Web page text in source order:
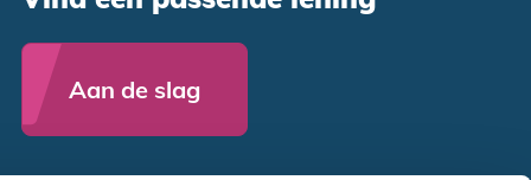
Aan de slag